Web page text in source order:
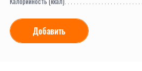
Добавить